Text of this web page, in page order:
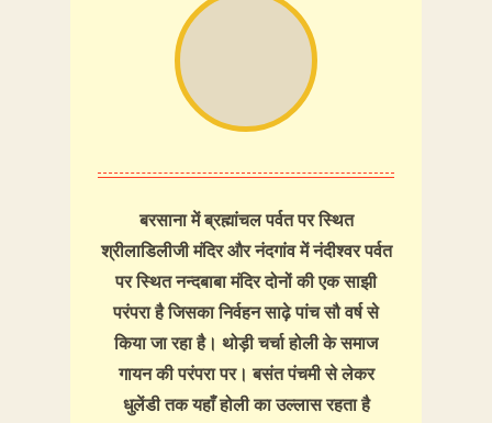
बरसाना में ब्रह्मांचल पर्वत पर स्थित
श्रीलाडिलीजी मंदिर और नंदगांव में नंदीश्वर पर्वत
पर स्थित नन्दबाबा मंदिर दोनों की एक साझी
परंपरा है जिसका निर्वहन साढ़े पांच सौ वर्ष से
किया जा रहा है। थोड़ी चर्चा होली के समाज
गायन की परंपरा पर। बसंत पंचमी से लेकर
धुलेंडी तक यहाँ होली का उल्लास रहता है